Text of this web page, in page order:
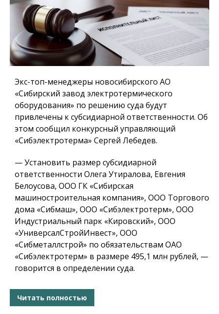
Экс-топ-менеджеры новосибирского АО
«Сибирский завод электротермического
оборудования» по решению суда будут
привлечены к субсидиарной ответственности. Об
этом сообщил конкурсный управляющий
«Сибэлектротерма» Сергей Лебедев.
— Установить размер субсидиарной
ответственности Олега Утиралова, Евгения
Белоусова, ООО ГК «Сибирская
машиностроительная компания», ООО Торгового
дома «Сибмаш», ООО «Сибэлектротерм», ООО
Индустриальный парк «Кировский», ООО
«УниверсалСтройИнвест», ООО
«Сибметаллстрой» по обязательствам ОАО
«Сибэлектротерм» в размере 495,1 млн рублей, —
говорится в определении суда.
Читать полностью